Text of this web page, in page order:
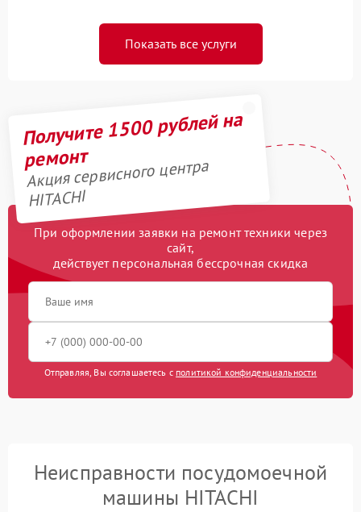
Показать все услуги
Получите 1500 рублей на
ремонт
Акция сервисного центра
HITACHI
При оформлении заявки на ремонт техники через
сайт,
действует персональная бессрочная скидка
Отправляя, Вы соглашаетесь с политикой конфиденциальности
Неисправности посудомоечной
машины HITACHI